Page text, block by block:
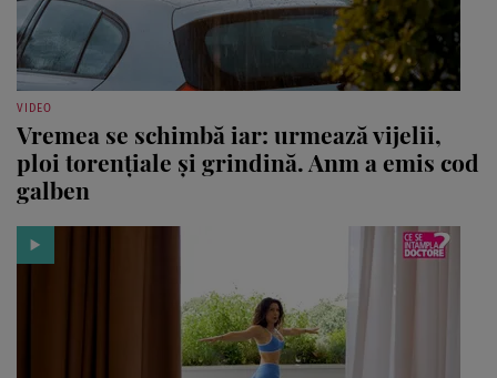
VIDEO
Vremea se schimbă iar: urmează vijelii,
ploi torențiale și grindină. Anm a emis cod
galben